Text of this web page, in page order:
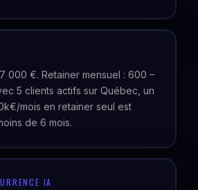
000 €. Retainer mensuel : 600 –
5 clients actifs sur Québec, un
mois en retainer seul est
de 6 mois.
IA